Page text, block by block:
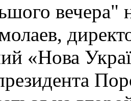
«Нова